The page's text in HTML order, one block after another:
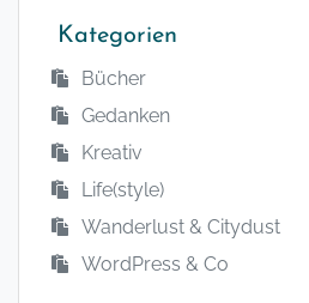
Kategorien
Bücher
Gedanken
Kreativ
Life(style)
Wanderlust & Citydust
WordPress & Co